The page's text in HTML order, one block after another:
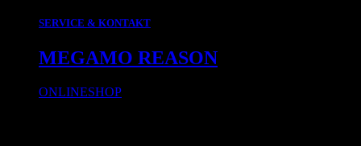
SERVICE & KONTAKT
MEGAMO REASON
ONLINESHOP